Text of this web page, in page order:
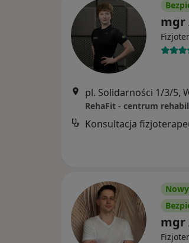
mgr
pl. Solidarności 1/3/5,
Konsultacja
mgr